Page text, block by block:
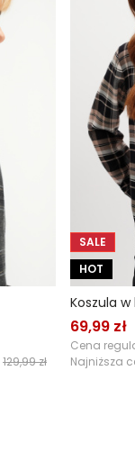
129,99 zł
SALE
HOT
Koszula
69,99 zł
Cena
Najniższa